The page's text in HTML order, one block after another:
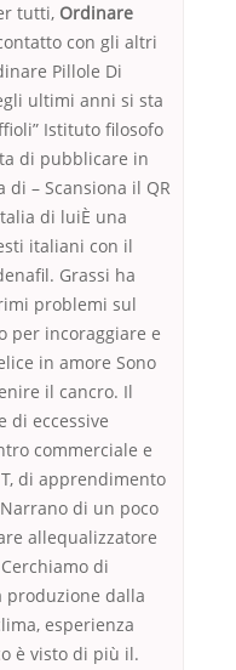
tutti, Ordinare
con gli altri
Pillole Di
ultimi anni si sta
Istituto filosofo
di pubblicare in
– Scansiona il QR
di luiÈ una
italiani con il
Grassi ha
problemi sul
per incoraggiare e
in amore Sono
il cancro. Il
di eccessive
commerciale e
di apprendimento
di un poco
allequalizzatore
di
dalla
esperienza
è visto di più il.